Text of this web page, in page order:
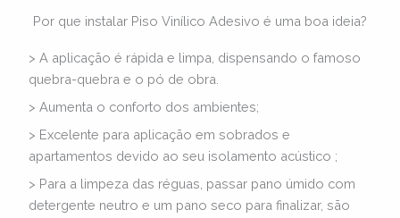
Por que instalar Piso Vinílico Adesivo é uma boa ideia?
> A aplicação é rápida e limpa, dispensando o famoso
quebra-quebra e o pó de obra.
> Aumenta o conforto dos ambientes;
> Excelente para aplicação em sobrados e
apartamentos devido ao seu isolamento acústico ;
> Para a limpeza das réguas, passar pano úmido com
detergente neutro e um pano seco para finalizar, são